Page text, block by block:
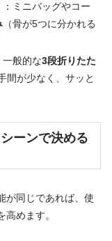
：ミニバッグやコー
（骨が5つに分かれる
一般的な3段折りたた
間が少なく、サッと
ーンで決める
が同じであれば、使
めます。